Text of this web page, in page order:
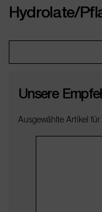
Hydrolate/
Unsere
Ausgewählte Artikel für